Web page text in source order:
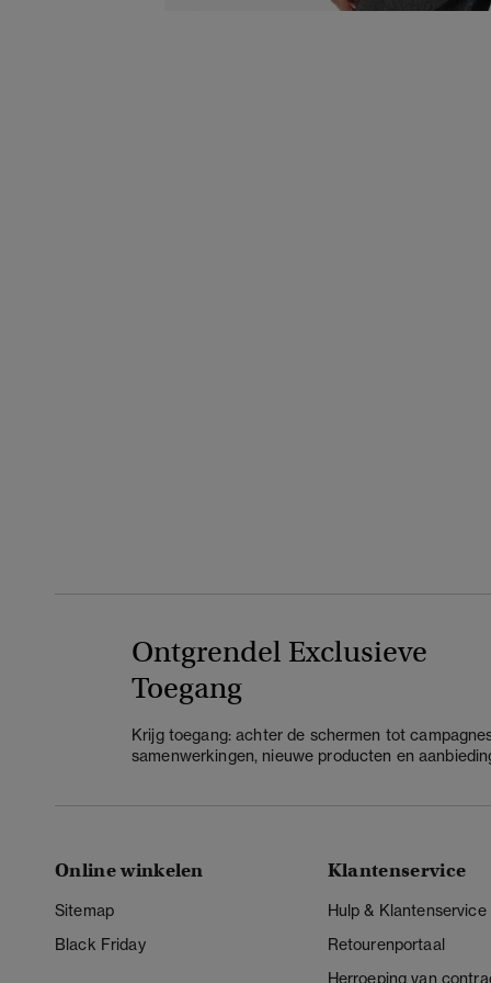
Ontgrendel Exclusieve
Toegang
Krijg toegang: achter de schermen tot
samenwerkingen, nieuwe producten en
Online winkelen
Sitemap
Black Friday
Klantenservice
Hulp & Klantenservice
Retourenportaal
Herroeping van